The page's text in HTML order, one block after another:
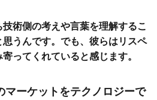
術側の考えや言葉を理解するこ
うんです。でも、彼らはリスペ
ってくれていると感じます。
マーケットをテクノロジーで